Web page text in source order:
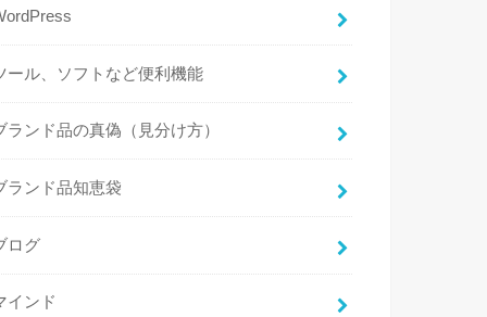
ール、ソフトなど便利機能
ランド品の真偽（見分け方）
ランド品知恵袋
ログ
インド